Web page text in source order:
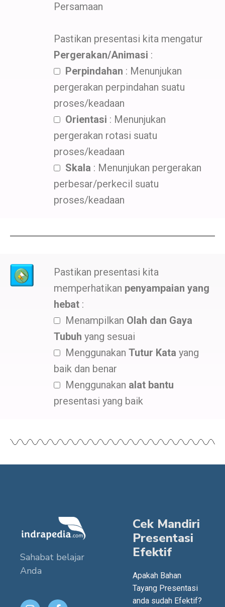
Persamaan
Pastikan presentasi kita mengatur
Pergerakan/Animasi :
Perpindahan : Menunjukan
pergerakan perpindahan suatu
proses/keadaan
Orientasi : Menunjukan
pergerakan rotasi suatu
proses/keadaan
Skala : Menunjukan pergerakan
perbesar/perkecil suatu
proses/keadaan
Pastikan presentasi kita
memperhatikan penyampaian yang
hebat:
Menampilkan Olah dan Gaya
Tubuh yang sesuai
Menggunakan Tutur Kata yang
baik dan benar
Menggunakan alat bantu
presentasi yang baik
Sahabat belajar
Anda
Cek Mandiri
Presentasi
Efektif
Apakah Bahan
Tayang Presentasi
anda sudah Efektif?